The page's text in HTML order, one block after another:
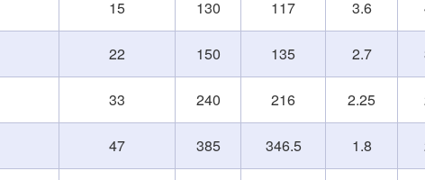
15 130 117 3.6
22 150 135 2.7
33 240 216 2.25
47 385 346.5 1.8